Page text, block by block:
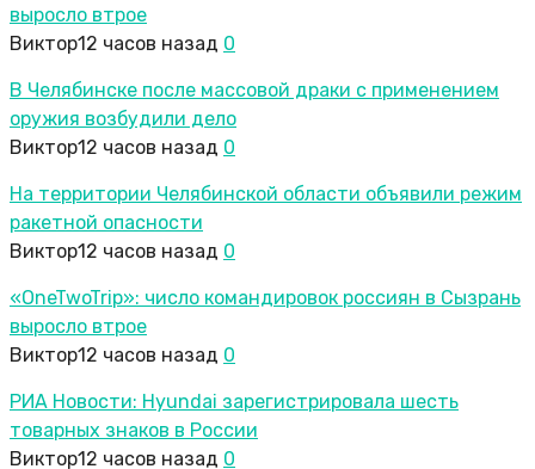
выросло втрое
Виктор12 часов назад 0
В Челябинске после массовой драки с применением
оружия возбудили дело
Виктор12 часов назад 0
На территории Челябинской области объявили режим
ракетной опасности
Виктор12 часов назад 0
«OneTwoTrip»: число командировок россиян в Сызрань
выросло втрое
Виктор12 часов назад 0
РИА Новости: Hyundai зарегистрировала шесть
товарных знаков в России
Виктор12 часов назад 0